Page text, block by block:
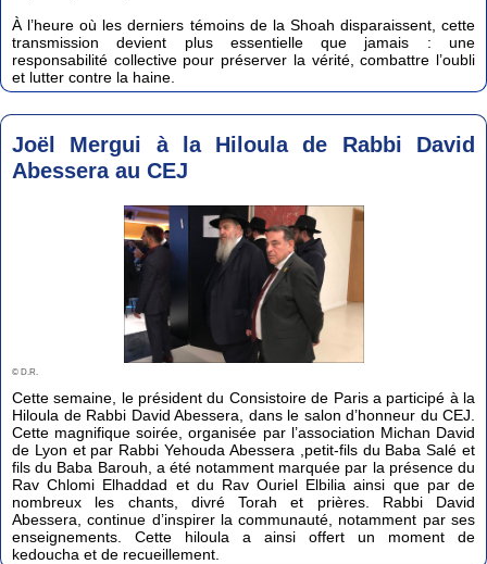
À l’heure où les derniers témoins de la Shoah disparaissent, cette
transmission devient plus essentielle que jamais : une
responsabilité collective pour préserver la vérité, combattre l’oubli
et lutter contre la haine.
Joël Mergui à la Hiloula de Rabbi David
Abessera au CEJ
© D.R.
Cette semaine, le président du Consistoire de Paris a participé à la
Hiloula de Rabbi David Abessera, dans le salon d’honneur du CEJ.
Cette magnifique soirée, organisée par l’association Michan David
de Lyon et par Rabbi Yehouda Abessera ,petit-fils du Baba Salé et
fils du Baba Barouh, a été notamment marquée par la présence du
Rav Chlomi Elhaddad et du Rav Ouriel Elbilia ainsi que par de
nombreux les chants, divré Torah et prières. Rabbi David
Abessera, continue d’inspirer la communauté, notamment par ses
enseignements. Cette hiloula a ainsi offert un moment de
kedoucha et de recueillement.